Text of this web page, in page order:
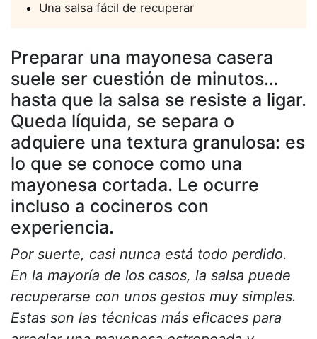
Una salsa fácil de recuperar
Preparar una mayonesa casera
suele ser cuestión de minutos…
hasta que la salsa se resiste a ligar.
Queda líquida, se separa o
adquiere una textura granulosa: es
lo que se conoce como una
mayonesa cortada. Le ocurre
incluso a cocineros con
experiencia.
Por suerte, casi nunca está todo perdido.
En la mayoría de los casos, la salsa puede
recuperarse con unos gestos muy simples.
Estas son las técnicas más eficaces para